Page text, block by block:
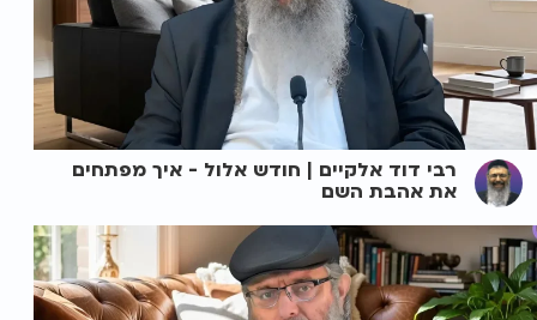
רבי דוד אלקיים | חודש אלול - איך מפתחים
את אהבת השם